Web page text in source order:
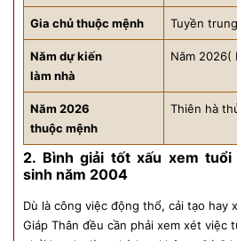
Gia chủ thuộc mệnh Tuyền
Năm dự kiến
làm nhà
Năm 2026(
Năm 2026
thuộc mệnh
Thiên hà
2. Bình giải tốt xấu xem
sinh năm 2004
Dù là công việc động thổ, cải tạo hay
Giáp Thân đều cần phải xem xét việc